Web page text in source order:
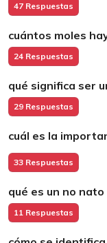
47 Respuestas
cuántos moles
24 Respuestas
qué significa ser
29 Respuestas
cuál es la
33 Respuestas
qué es un no nato
11 Respuestas